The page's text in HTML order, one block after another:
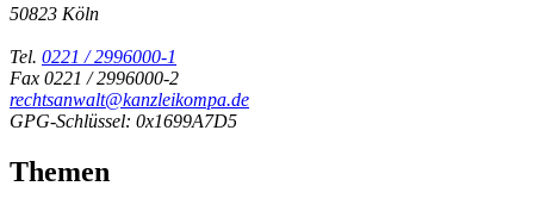
50823 Köln
Tel. 0221 / 2996000-1
Fax 0221 / 2996000-2
rechtsanwalt@kanzleikompa.de
GPG-Schlüssel: 0x1699A7D5
Themen